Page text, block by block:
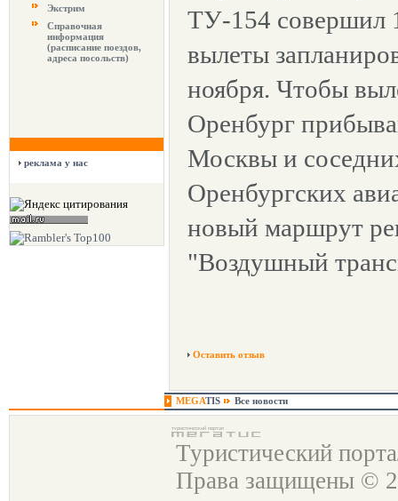
Экстрим
Справочная
информация
(расписание поездов,
адреса посольств)
реклама у нас
ТУ-154 совершил
вылеты
ноября. Чтобы
Оренбург
Москвы и
Оренбургских
новый маршрут
"Воздушный
Оставить отзыв
MEGATIS Все новости
Туристический
Права защищены ©